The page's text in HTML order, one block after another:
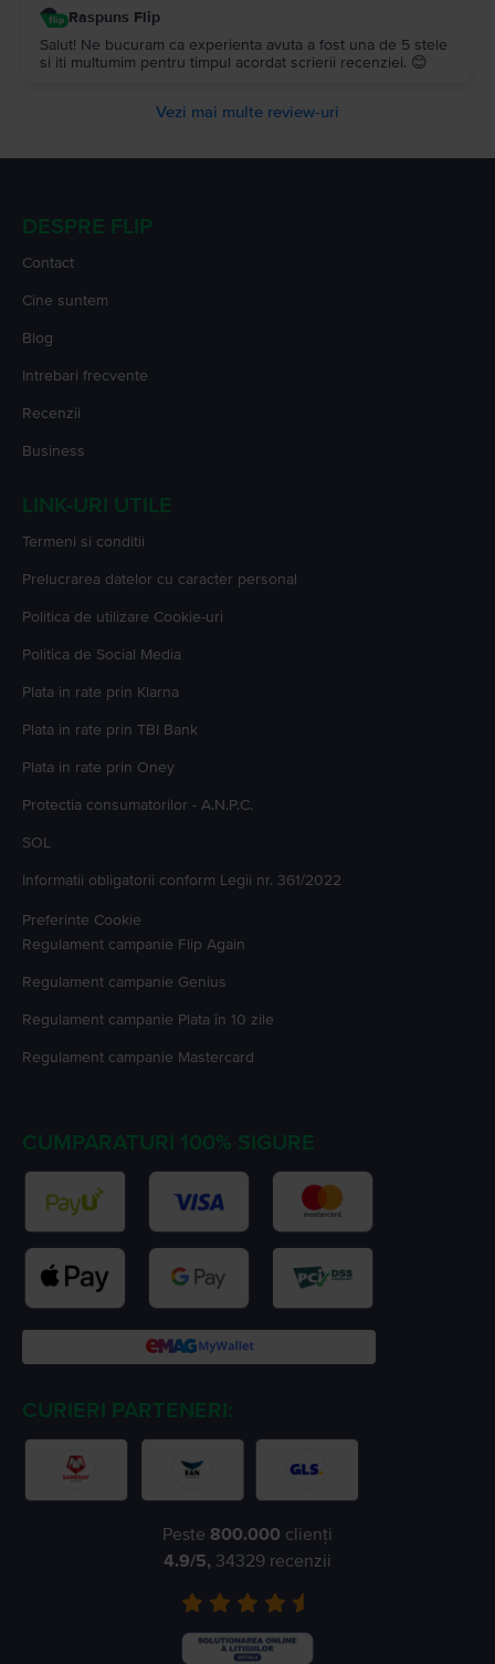
Raspuns Flip
Salut! Ne bucuram ca experienta avuta a fost una de 5 stele
si iti multumim pentru timpul acordat scrierii recenziei. 😊
Vezi mai multe review-uri
DESPRE FLIP
Contact
Cine suntem
Blog
Intrebari frecvente
Recenzii
Business
LINK-URI UTILE
Termeni si conditii
Prelucrarea datelor cu caracter personal
Politica de utilizare Cookie-uri
Politica de Social Media
Plata in rate prin Klarna
Plata in rate prin TBI Bank
Plata in rate prin Oney
Protectia consumatorilor - A.N.P.C.
SOL
Informatii obligatorii conform Legii nr. 361/2022
Preferinte Cookie
Regulament campanie Flip Again
Regulament campanie Genius
Regulament campanie Plata în 10 zile
Regulament campanie Mastercard
CUMPARATURI 100% SIGURE
CURIERI PARTENERI:
Peste 800.000 clienți
4.9/5, 34329 recenzii